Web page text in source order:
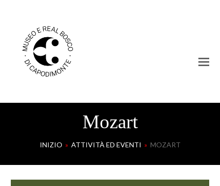
Mozart
INIZIO » ATTIVITÀ ED EVENTI » MOZART